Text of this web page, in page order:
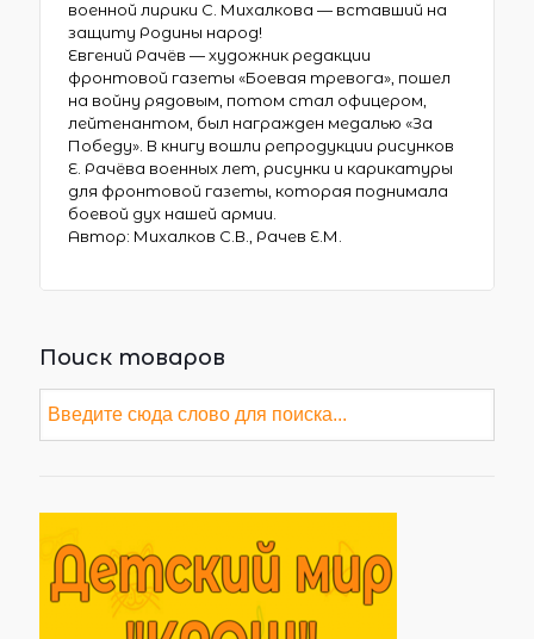
военной лирики С. Михалкова — вставший на
защиту Родины народ!
Евгений Рачёв — художник редакции
фронтовой газеты «Боевая тревога», пошел
на войну рядовым, потом стал офицером,
лейтенантом, был награжден медалью «За
Победу». В книгу вошли репродукции рисунков
Е. Рачёва военных лет, рисунки и карикатуры
для фронтовой газеты, которая поднимала
боевой дух нашей армии.
Автор: Михалков С.В., Рачев Е.М.
Поиск товаров